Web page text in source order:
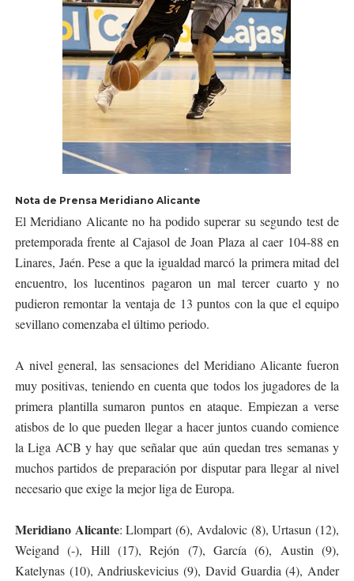
Nota de Prensa Meridiano Alicante
El Meridiano Alicante no ha podido superar su segundo test de
pretemporada frente al Cajasol de Joan Plaza al caer 104-88 en
Linares, Jaén. Pese a que la igualdad marcó la primera mitad del
encuentro, los lucentinos pagaron un mal tercer cuarto y no
pudieron remontar la ventaja de 13 puntos con la que el equipo
sevillano comenzaba el último periodo.
A nivel general, las sensaciones del Meridiano Alicante fueron
muy positivas, teniendo en cuenta que todos los jugadores de la
primera plantilla sumaron puntos en ataque. Empiezan a verse
atisbos de lo que pueden llegar a hacer juntos cuando comience
la Liga ACB y hay que señalar que aún quedan tres semanas y
muchos partidos de preparación por disputar para llegar al nivel
necesario que exige la mejor liga de Europa.
Meridiano Alicante: Llompart (6), Avdalovic (8), Urtasun (12),
Weigand (-), Hill (17), Rejón (7), García (6), Austin (9),
Katelynas (10), Andriuskevicius (9), David Guardia (4), Ander